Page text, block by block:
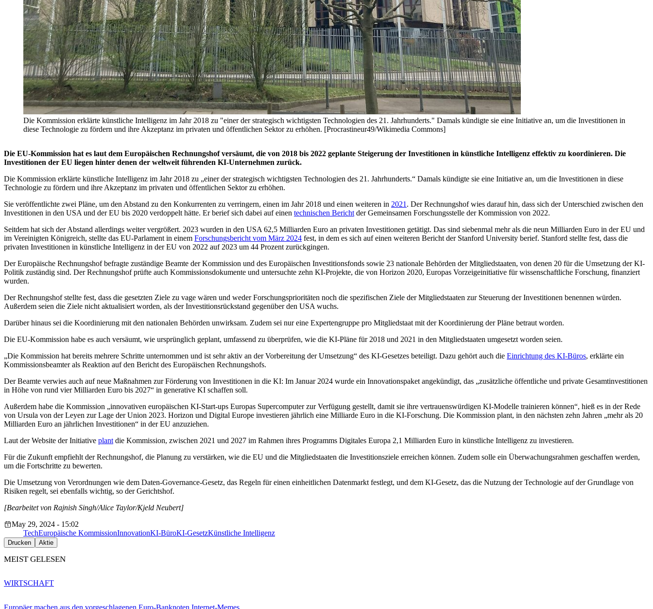
Die Kommission erklärte künstliche Intelligenz im Jahr 2018 zu "einer der strategisch wichtigsten Technologien des 21. Jahrhunderts." Damals kündigte sie eine Initiative an, um die Investitionen in
diese Technologie zu fördern und ihre Akzeptanz im privaten und öffentlichen Sektor zu erhöhen. [Procrastineur49/Wikimedia Commons]
Die EU-Kommission hat es laut dem Europäischen Rechnungshof versäumt, die von 2018 bis 2022 geplante Steigerung der Investitionen in künstliche Intelligenz effektiv zu koordinieren. Die
Investitionen der EU liegen hinter denen der weltweit führenden KI-Unternehmen zurück.
Die Kommission erklärte künstliche Intelligenz im Jahr 2018 zu „einer der strategisch wichtigsten Technologien des 21. Jahrhunderts.“ Damals kündigte sie eine Initiative an, um die Investitionen in diese
Technologie zu fördern und ihre Akzeptanz im privaten und öffentlichen Sektor zu erhöhen.
Sie veröffentlichte zwei Pläne, um den Abstand zu den Konkurrenten zu verringern, einen im Jahr 2018 und einen weiteren in 2021 . Der Rechnungshof wies darauf hin, dass sich der Unterschied zwischen den
Investitionen in den USA und der EU bis 2020 verdoppelt hätte. Er berief sich dabei auf einen technischen Bericht der Gemeinsamen Forschungsstelle der Kommission von 2022.
Seitdem hat sich der Abstand allerdings weiter vergrößert. 2023 wurden in den USA 62,5 Milliarden Euro an privaten Investitionen getätigt. Das sind siebenmal mehr als die neun Milliarden Euro in der EU und
im Vereinigten Königreich, stellte das EU-Parlament in einem Forschungsbericht vom März 2024 fest, in dem es sich auf einen weiteren Bericht der Stanford University berief. Stanford stellte fest, dass die
privaten Investitionen in künstliche Intelligenz in der EU von 2022 auf 2023 um 44 Prozent zurückgingen.
Der Europäische Rechnungshof befragte zuständige Beamte der Kommission und des Europäischen Investitionsfonds sowie 23 nationale Behörden der Mitgliedstaaten, von denen 20 für die Umsetzung der KI-
Politik zuständig sind. Der Rechnungshof prüfte auch Kommissionsdokumente und untersuchte zehn KI-Projekte, die von Horizon 2020, Europas Vorzeigeinitiative für wissenschaftliche Forschung, finanziert
wurden.
Der Rechnungshof stellte fest, dass die gesetzten Ziele zu vage wären und weder Forschungsprioritäten noch die spezifischen Ziele der Mitgliedstaaten zur Steuerung der Investitionen benennen würden.
Außerdem seien die Ziele nicht aktualisiert worden, als der Investitionsrückstand gegenüber den USA wuchs.
Darüber hinaus sei die Koordinierung mit den nationalen Behörden unwirksam. Zudem sei nur eine Expertengruppe pro Mitgliedstaat mit der Koordinierung der Pläne betraut worden.
Die EU-Kommission habe es auch versäumt, wie ursprünglich geplant, umfassend zu überprüfen, wie die KI-Pläne für 2018 und 2021 in den Mitgliedstaaten umgesetzt worden seien.
„Die Kommission hat bereits mehrere Schritte unternommen und ist sehr aktiv an der Vorbereitung der Umsetzung“ des KI-Gesetzes beteiligt. Dazu gehört auch die Einrichtung des KI-Büros, erklärte ein
Kommissionsbeamter als Reaktion auf den Bericht des Europäischen Rechnungshofs.
Der Beamte verwies auch auf neue Maßnahmen zur Förderung von Investitionen in die KI: Im Januar 2024 wurde ein Innovationspaket angekündigt, das „zusätzliche öffentliche und private Gesamtinvestitionen
in Höhe von rund vier Milliarden Euro bis 2027“ in generative KI schaffen soll.
Außerdem habe die Kommission „innovativen europäischen KI-Start-ups Europas Supercomputer zur Verfügung gestellt, damit sie ihre vertrauenswürdigen KI-Modelle trainieren können“, hieß es in der Rede
von Ursula von der Leyen zur Lage der Union 2023. Horizon und Digital Europe investieren jährlich eine Milliarde Euro in die KI-Forschung. Die Kommission plant, in den nächsten zehn Jahren „mehr als 20
Milliarden Euro an jährlichen Investitionen“ in der EU anzuziehen.
Laut der Website der Initiative plant die Kommission, zwischen 2021 und 2027 im Rahmen ihres Programms Digitales Europa 2,1 Milliarden Euro in künstliche Intelligenz zu investieren.
Für die Zukunft empfiehlt der Rechnungshof, die Planung zu verstärken, wie die EU und die Mitgliedstaaten die Investitionsziele erreichen können. Zudem solle ein Überwachungsrahmen geschaffen werden,
um die Fortschritte zu bewerten.
Die Umsetzung von Verordnungen wie dem Daten-Governance-Gesetz, das Regeln für einen einheitlichen Datenmarkt festlegt, und dem KI-Gesetz, das die Nutzung der Technologie auf der Grundlage von
Risiken regelt, sei ebenfalls wichtig, so der Gerichtshof.
[Bearbeitet von Rajnish Singh/Alice Taylor/Kjeld Neubert]
May 29, 2024 - 15:02
TechEuropäische KommissionInnovationKI-BüroKI-GesetzKünstliche Intelligenz
Drucken Aktie
MEIST GELESEN
Europäer machen aus den vorgeschlagenen Euro-Banknoten Internet-Memes
WIRTSCHAFT